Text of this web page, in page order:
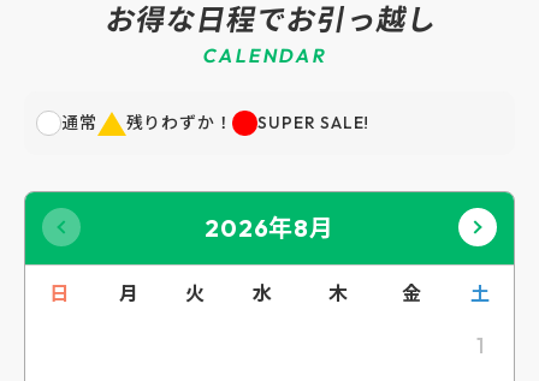
お得な日程でお引っ越し
CALENDAR
通常 残りわずか！ SUPER SALE!
2026年8月
日 月 火 水 木 金 土
1